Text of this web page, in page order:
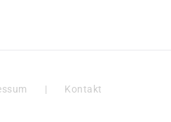
Kontakt